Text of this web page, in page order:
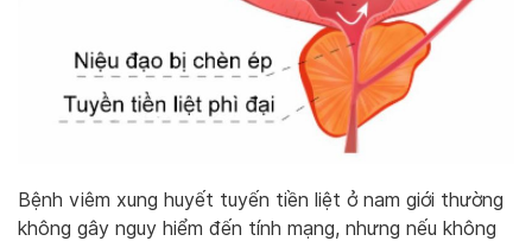
Bệnh viêm xung huyết tuyến tiền liệt ở nam giới thường
không gây nguy hiểm đến tính mạng, nhưng nếu không